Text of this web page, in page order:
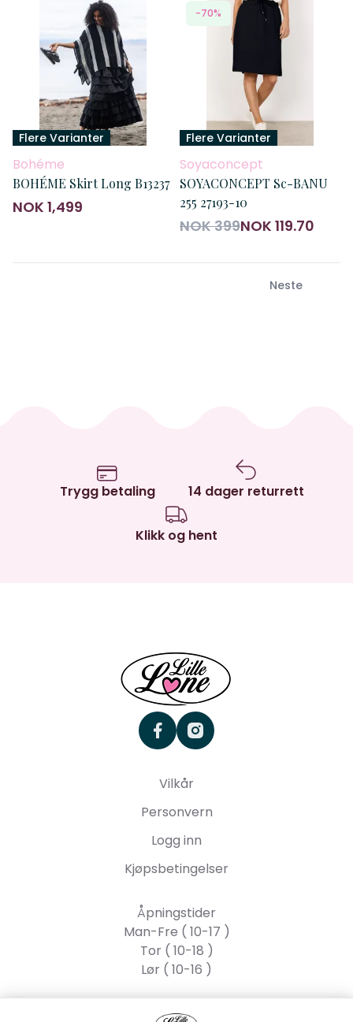
Flere Varianter
Bohéme
BOHÉME Skirt Long B13237
NOK 1,499
-70%
Flere Varianter
Soyaconcept
SOYACONCEPT Sc-BANU
255 27193-10
NOK 399NOK 119.70
Neste
Trygg betaling 14 dager returrett
Klikk og hent
facebookinstagram
Vilkår
Personvern
Logg inn
Kjøpsbetingelser
Åpningstider
Man-Fre ( 10-17 )
Tor ( 10-18 )
Lør ( 10-16 )